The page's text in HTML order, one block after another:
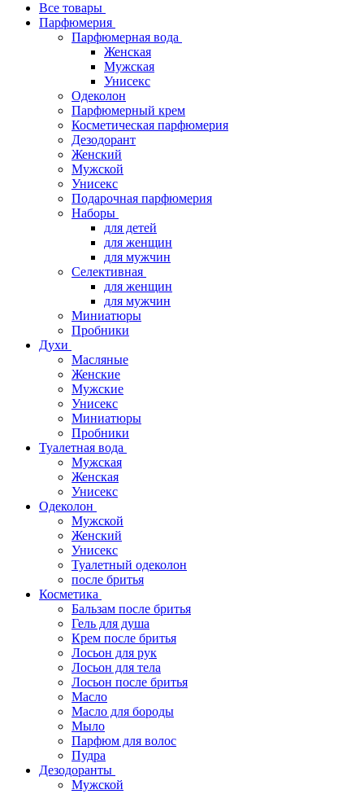
Все товары
Парфюмерия
Парфюмерная вода
Женская
Мужская
Унисекс
Одеколон
Парфюмерный крем
Косметическая парфюмерия
Дезодорант
Женский
Мужской
Унисекс
Подарочная парфюмерия
Наборы
для детей
для женщин
для мужчин
Селективная
для женщин
для мужчин
Миниатюры
Пробники
Духи
Масляные
Женские
Мужские
Унисекс
Миниатюры
Пробники
Туалетная вода
Мужская
Женская
Унисекс
Одеколон
Мужской
Женский
Унисекс
Туалетный одеколон
после бритья
Косметика
Бальзам после бритья
Гель для душа
Крем после бритья
Лосьон для рук
Лосьон для тела
Лосьон после бритья
Масло
Масло для бороды
Мыло
Парфюм для волос
Пудра
Дезодоранты
Мужской